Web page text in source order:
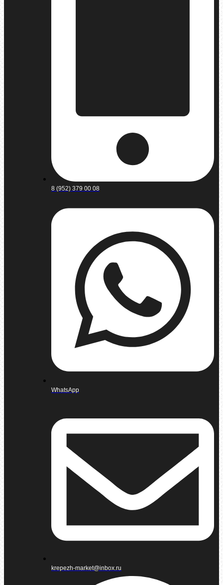
8 (952) 379 00 08
WhatsApp
krepezh-market@inbox.ru